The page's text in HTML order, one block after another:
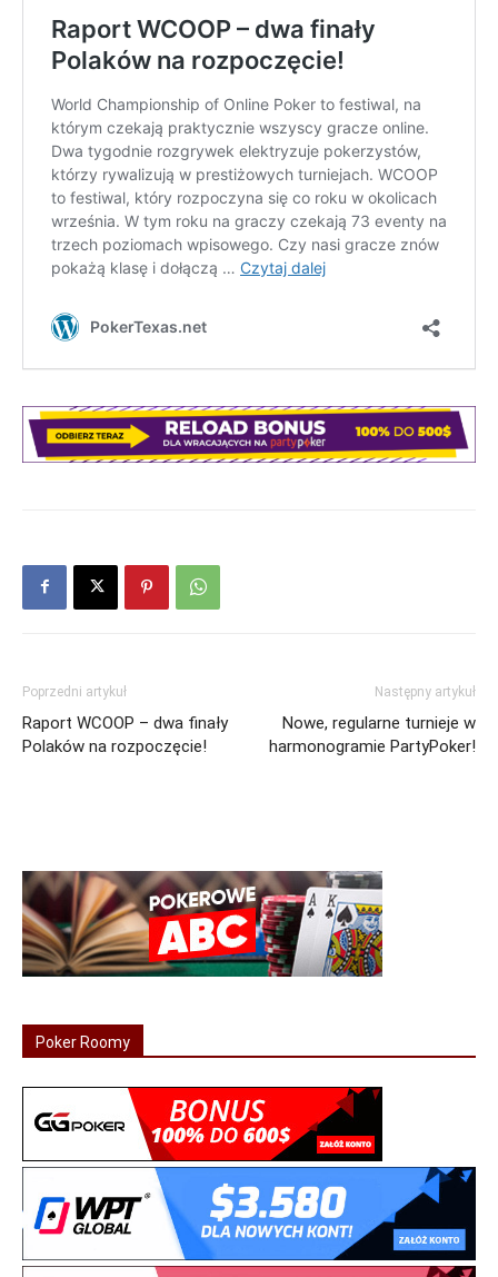
Poprzedni artykuł
Raport WCOOP – dwa finały
Polaków na rozpoczęcie!
Następny artykuł
Nowe, regularne turnieje w
harmonogramie PartyPoker!
Poker Roomy